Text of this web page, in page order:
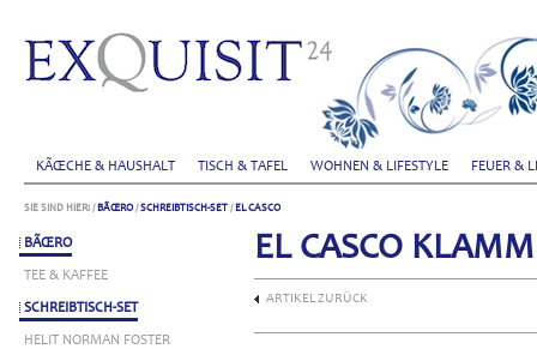
KÃŒCHE & HAUSHALT TISCH & TAFEL WOHNEN & LIFESTYLE FEUER &
SIE SIND HIER: / BÃŒRO/SCHREIBTISCH-SET / EL CASCO
BÃŒRO
TEE & KAFFEE
SCHREIBTISCH-SET
HELIT NORMAN FOSTER
EL CASCO
ARTIKEL ZURÜCK